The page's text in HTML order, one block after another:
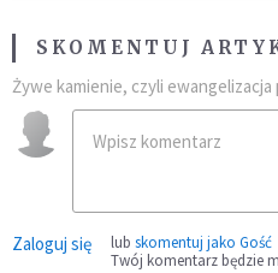
SKOMENTUJ
Żywe kamienie, czyli
Zaloguj się lub skomentuj jako Gość
Twój komentarz będzie